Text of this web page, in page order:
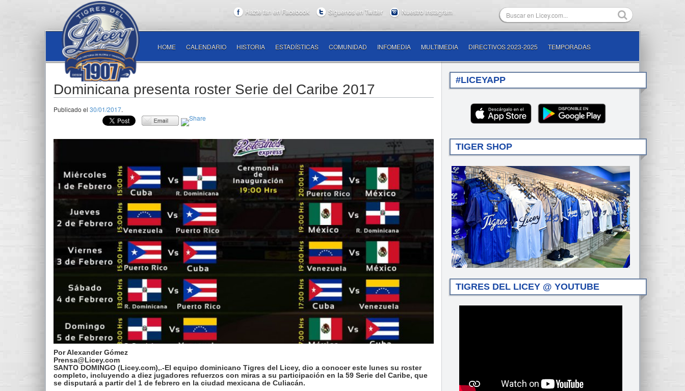
Hazte fan en Facebook Síguenos en Twitter Nuestro Instagram
HOME CALENDARIO HISTORIA ESTADÍSTICAS COMUNIDAD INFOMEDIA MULTIMEDIA DIRECTIVOS 2023-2025 TEMPORADAS
Dominicana presenta roster Serie del Caribe 2017
Publicado el 30/01/2017.
Por Alexander Gómez
Prensa@Licey.com
SANTO DOMINGO (Licey.com),.-El equipo dominicano Tigres del Licey, dio a conocer este lunes su roster
completo, incluyendo a diez jugadores refuerzos con miras a su participación en la 59 Serie del Caribe, que
se disputará a partir del 1 de febrero en la ciudad mexicana de Culiacán.
#LICEYAPP
TIGER SHOP
TIGRES DEL LICEY @ YOUTUBE